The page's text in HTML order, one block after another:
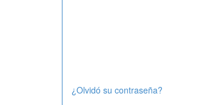
¿Olvidó su contraseña?